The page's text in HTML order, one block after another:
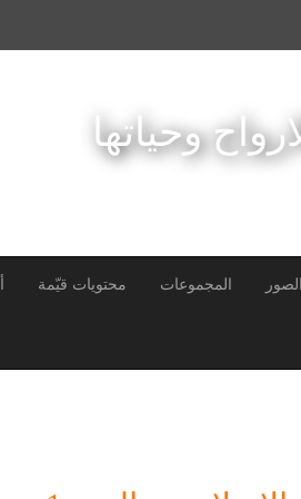
وحياتها
المجموعات محتويات قيّمة